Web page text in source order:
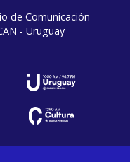
de Comunicación
- Uruguay